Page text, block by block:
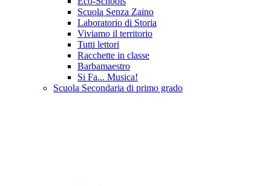
Scuola Senza Zaino
Laboratorio di Storia
Viviamo il territorio
Tutti lettori
Racchette in classe
Barbamaestro
Si Fa... Musica!
Scuola Secondaria di primo grado